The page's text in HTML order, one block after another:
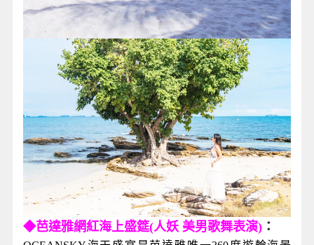
◆芭達雅網紅海上盛筵(人妖 美男歌舞表演)：